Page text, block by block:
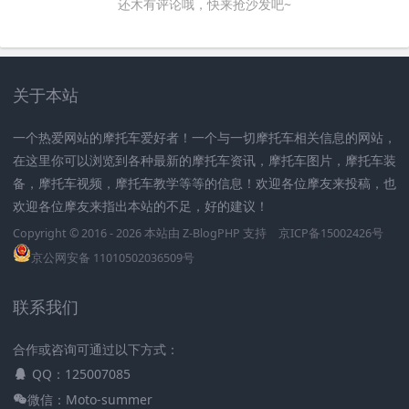
还木有评论哦，快来抢沙发吧~
关于本站
一个热爱网站的摩托车爱好者！一个与一切摩托车相关信息的网站，
在这里你可以浏览到各种最新的摩托车资讯，摩托车图片，摩托车装
备，摩托车视频，摩托车教学等等的信息！欢迎各位摩友来投稿，也
欢迎各位摩友来指出本站的不足，好的建议！
Copyright © 2016 - 2026 本站由 Z-BlogPHP 支持
京ICP备15002426号
京公网安备 11010502036509号
联系我们
合作或咨询可通过以下方式：
QQ：125007085
微信：Moto-summer